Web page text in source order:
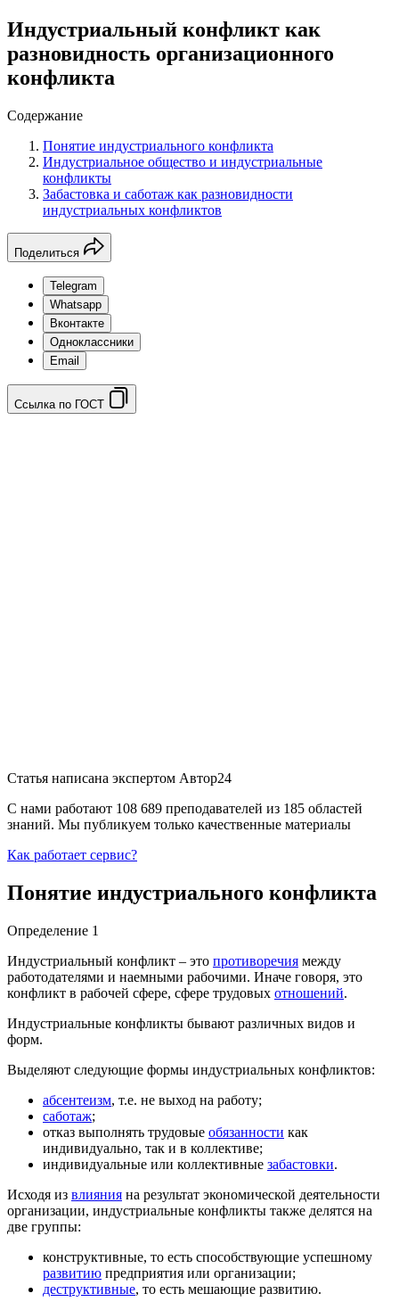
Индустриальный конфликт как
разновидность организационного
конфликта
Содержание
Понятие индустриального конфликта
Индустриальное общество и индустриальные
конфликты
Забастовка и саботаж как разновидности
индустриальных конфликтов
Поделиться
Telegram
Whatsapp
Вконтакте
Одноклассники
Email
Ссылка по ГОСТ
Статья написана экспертом Автор24
С нами работают 108 689 преподавателей из 185 областей
знаний. Мы публикуем только качественные материалы
Как работает сервис?
Понятие индустриального конфликта
Определение 1
Индустриальный конфликт – это противоречия между
работодателями и наемными рабочими. Иначе говоря, это
конфликт в рабочей сфере, сфере трудовых отношений.
Индустриальные конфликты бывают различных видов и
форм.
Выделяют следующие формы индустриальных конфликтов:
абсентеизм, т.е. не выход на работу;
саботаж;
отказ выполнять трудовые обязанности как
индивидуально, так и в коллективе;
индивидуальные или коллективные забастовки.
Исходя из влияния на результат экономической деятельности
организации, индустриальные конфликты также делятся на
две группы:
конструктивные, то есть способствующие успешному
развитию предприятия или организации;
деструктивные, то есть мешающие развитию.